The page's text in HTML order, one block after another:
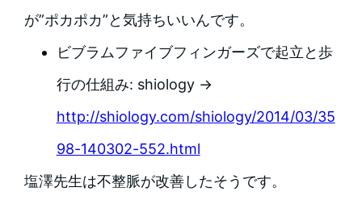
が”ポカポカ”と気持ちいいんです。
ビブラムファイブフィンガーズで起立と歩
行の仕組み: shiology →
http://shiology.com/shiology/2014/03/35
98-140302-552.html
塩澤先生は不整脈が改善したそうです。